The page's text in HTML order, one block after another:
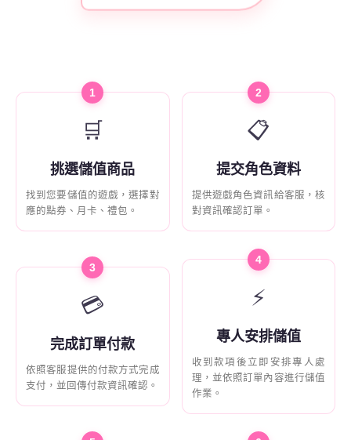
1
🛒
挑選儲值商品
找到您要儲值的遊戲，選擇對
應的點券、月卡、禮包。
2
📋
提交角色資料
提供遊戲角色資訊給客服，核
對資訊確認訂單。
3
💳
完成訂單付款
依照客服提供的付款方式完成
支付，並回傳付款資訊確認。
4
⚡
專人安排儲值
收到款項後立即安排專人處
理，並依照訂單內容進行儲值
作業。